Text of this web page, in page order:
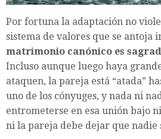
Por fortuna la adaptación no
sistema de valores que se antoja
matrimonio canónico es
Incluso aunque luego haya
ataquen, la pareja está “atada”
uno de los cónyuges, y nada ni
entrometerse en esa unión bajo
ni la pareja debe dejar que nadie